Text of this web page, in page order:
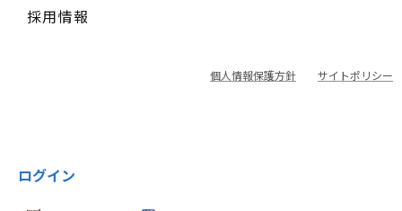
採用情報
個人情報保護方針 サイトポリシー
ログイン